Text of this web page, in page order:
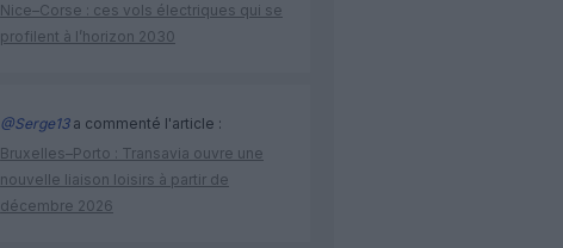
Nice–Corse : ces vols électriques qui se
profilent à l’horizon 2030
@Serge13a commenté l'article :
Bruxelles–Porto : Transavia ouvre une
nouvelle liaison loisirs à partir de
décembre 2026